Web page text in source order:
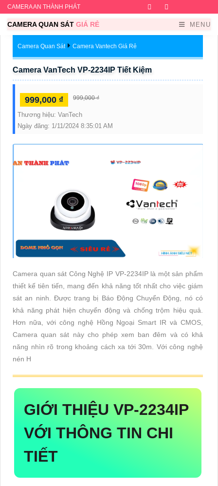
CAMERA AN THÀNH PHÁT Facebook
CAMERA QUAN SÁT GIÁ RẺ MENU
Camera Quan Sát Camera Vantech Giá Rẻ
Camera VanTech VP-2234IP Tiết Kiệm
999,000 ₫ 999,000 ₫
Thương hiệu: VanTech
Ngày đăng: 1/11/2024 8:35:01 AM
Camera quan sát Công Nghệ IP VP-2234IP là một sản phẩm
thiết kế tiên tiến, mang đến khả năng tốt nhất cho việc giám
sát an ninh. Được trang bị Báo Động Chuyển Động, nó có
khả năng phát hiện chuyển động và chống trộm hiệu quả.
Hơn nữa, với công nghệ Hồng Ngoại Smart IR và CMOS,
Camera quan sát này cho phép xem ban đêm và có khả
năng nhìn rõ trong khoảng cách xa tới 30m. Với công nghệ
nén H
GIỚI THIỆU VP-2234IP
VỚI THÔNG TIN CHI
TIẾT